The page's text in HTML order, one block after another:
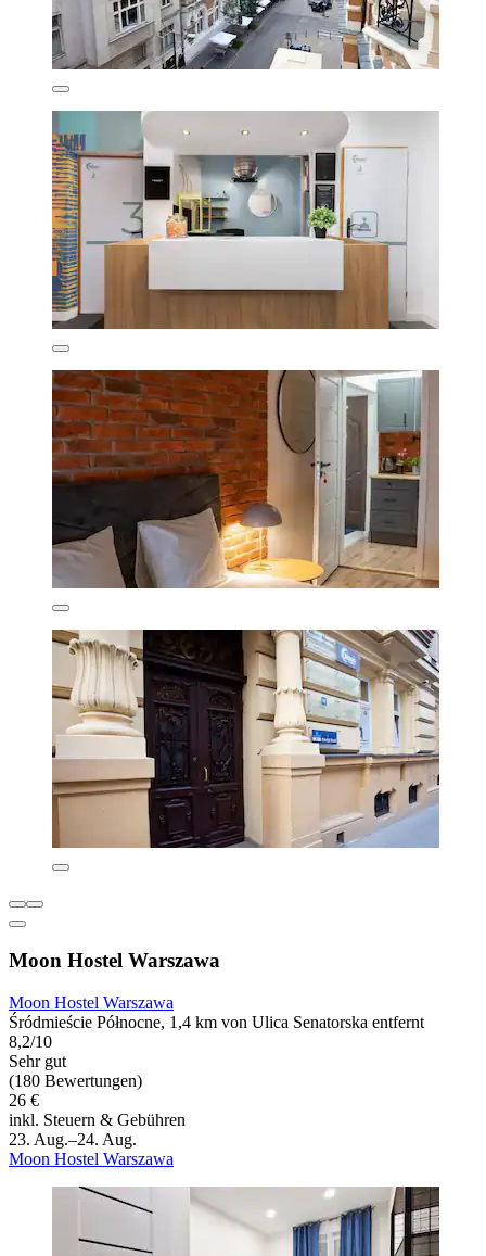
Moon Hostel Warszawa
Moon Hostel Warszawa
Śródmieście Północne, 1,4 km von Ulica Senatorska entfernt
8,2/10
Sehr gut
(180 Bewertungen)
26 €
inkl. Steuern & Gebühren
23. Aug.–24. Aug.
Moon Hostel Warszawa